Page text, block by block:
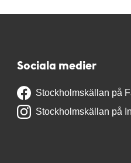
Sociala medier
Stockholmskällan på
Stockholmskällan på